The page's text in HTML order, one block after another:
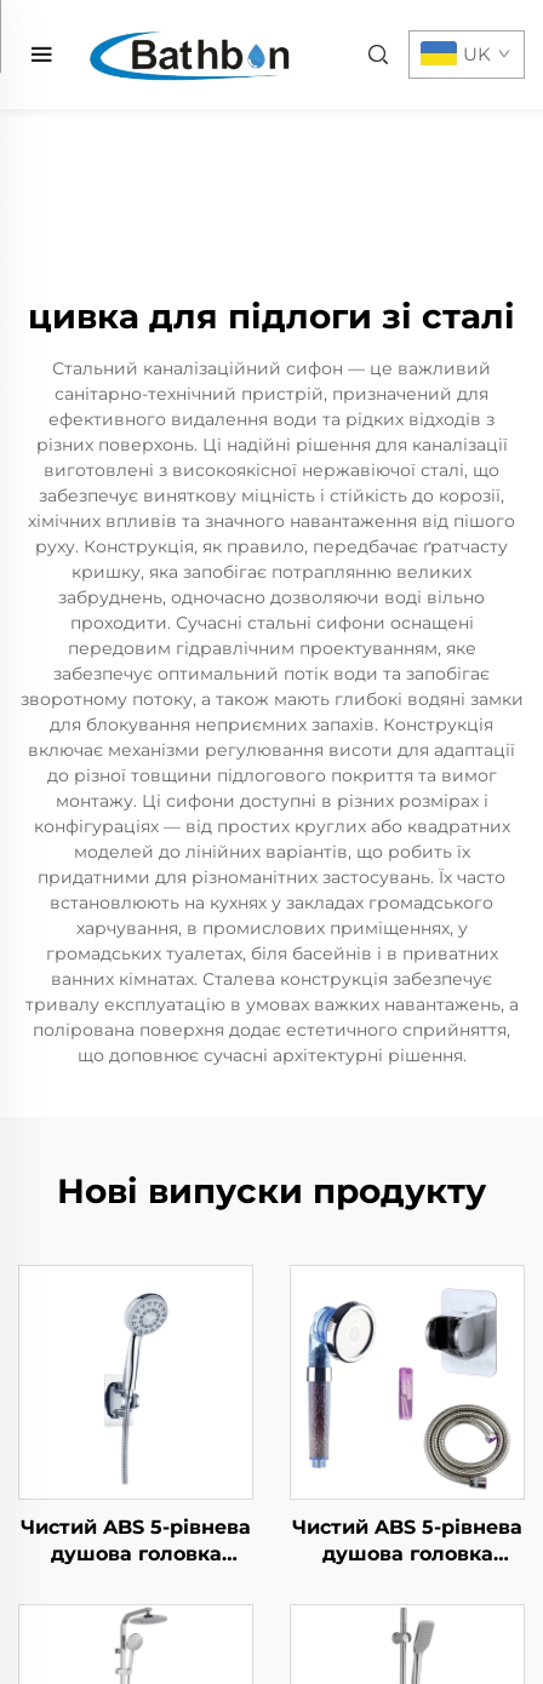
UK
цивка для підлоги зі сталі
Стальний каналізаційний сифон — це важливий
санітарно-технічний пристрій, призначений для
ефективного видалення води та рідких відходів з
різних поверхонь. Ці надійні рішення для каналізації
виготовлені з високоякісної нержавіючої сталі, що
забезпечує виняткову міцність і стійкість до корозії,
хімічних впливів та значного навантаження від пішого
руху. Конструкція, як правило, передбачає ґратчасту
кришку, яка запобігає потраплянню великих
забруднень, одночасно дозволяючи воді вільно
проходити. Сучасні стальні сифони оснащені
передовим гідравлічним проектуванням, яке
забезпечує оптимальний потік води та запобігає
зворотному потоку, а також мають глибокі водяні замки
для блокування неприємних запахів. Конструкція
включає механізми регулювання висоти для адаптації
до різної товщини підлогового покриття та вимог
монтажу. Ці сифони доступні в різних розмірах і
конфігураціях — від простих круглих або квадратних
моделей до лінійних варіантів, що робить їх
придатними для різноманітних застосувань. Їх часто
встановлюють на кухнях у закладах громадського
харчування, в промислових приміщеннях, у
громадських туалетах, біля басейнів і в приватних
ванних кімнатах. Сталева конструкція забезпечує
тривалу експлуатацію в умовах важких навантажень, а
полірована поверхня додає естетичного сприйняття,
що доповнює сучасні архітектурні рішення.
Нові випуски продукту
Чистий ABS 5-рівнева
душова головка
електрохромуванням,
ультратовста,
довговічна
Чистий ABS 5-рівнева
душова головка
електрохромуванням,
ультратовста,
довговічна